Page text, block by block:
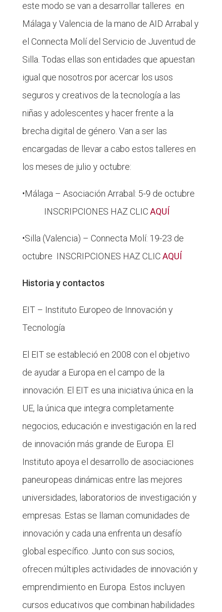
este modo se van a desarrollar talleres en
Málaga y Valencia de la mano de AID Arrabal y
el Connecta Molí del Servicio de Juventud de
Silla. Todas ellas son entidades que apuestan
igual que nosotros por acercar los usos
seguros y creativos de la tecnología a las
niñas y adolescentes y hacer frente a la
brecha digital de género. Van a ser las
encargadas de llevar a cabo estos talleres en
los meses de julio y octubre:
•Málaga – Asociación Arrabal: 5-9 de octubre
INSCRIPCIONES HAZ CLICAQUÍ
•Silla (Valencia) – Connecta Molí: 19-23 de
octubre INSCRIPCIONES HAZ CLICAQUÍ
Historia y contactos
EIT – Instituto Europeo de Innovación y
Tecnología
El EIT se estableció en 2008 con el objetivo
de ayudar a Europa en el campo de la
innovación. El EIT es una iniciativa única en la
UE, la única que integra completamente
negocios, educación e investigación en la red
de innovación más grande de Europa. El
Instituto apoya el desarrollo de asociaciones
paneuropeas dinámicas entre las mejores
universidades, laboratorios de investigación y
empresas. Estas se llaman comunidades de
innovación y cada una enfrenta un desafío
global específico. Junto con sus socios,
ofrecen múltiples actividades de innovación y
emprendimiento en Europa. Estos incluyen
cursos educativos que combinan habilidades